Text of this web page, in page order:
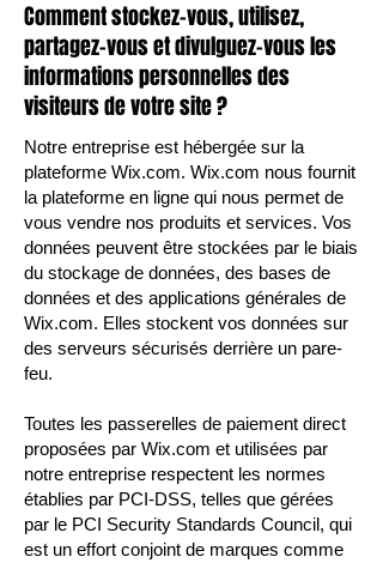
Comment stockez-vous, utilisez,
partagez-vous et divulguez-vous les
informations personnelles des
visiteurs de votre site ?
Notre entreprise est hébergée sur la
plateforme Wix.com. Wix.com nous fournit
la plateforme en ligne qui nous permet de
vous vendre nos produits et services. Vos
données peuvent être stockées par le biais
du stockage de données, des bases de
données et des applications générales de
Wix.com. Elles stockent vos données sur
des serveurs sécurisés derrière un pare-
feu.
Toutes les passerelles de paiement direct
proposées par Wix.com et utilisées par
notre entreprise respectent les normes
établies par PCI-DSS, telles que gérées
par le PCI Security Standards Council, qui
est un effort conjoint de marques comme